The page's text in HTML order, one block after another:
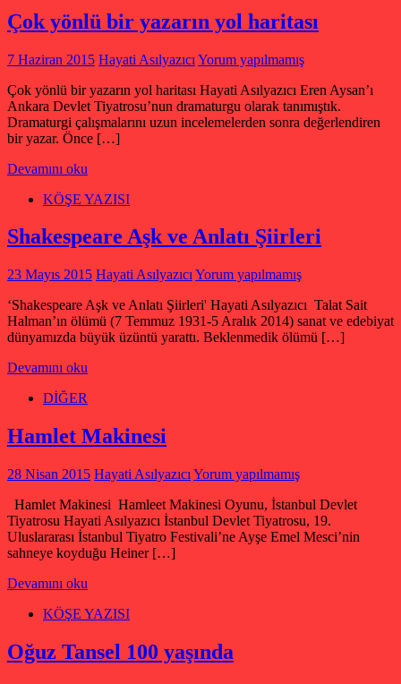
Çok yönlü bir yazarın yol haritası
7 Haziran 2015 Hayati Asılyazıcı Yorum yapılmamış
Çok yönlü bir yazarın yol haritası Hayati Asılyazıcı Eren Aysan’ı
Ankara Devlet Tiyatrosu’nun dramaturgu olarak tanımıştık.
Dramaturgi çalışmalarını uzun incelemelerden sonra değerlendiren
bir yazar. Önce […]
Devamını oku
KÖŞE YAZISI
Shakespeare Aşk ve Anlatı Şiirleri
23 Mayıs 2015 Hayati Asılyazıcı Yorum yapılmamış
‘Shakespeare Aşk ve Anlatı Şiirleri' Hayati Asılyazıcı Talat Sait
Halman’ın ölümü (7 Temmuz 1931-5 Aralık 2014) sanat ve edebiyat
dünyamızda büyük üzüntü yarattı. Beklenmedik ölümü […]
Devamını oku
DİĞER
Hamlet Makinesi
28 Nisan 2015 Hayati Asılyazıcı Yorum yapılmamış
Hamlet Makinesi Hamleet Makinesi Oyunu, İstanbul Devlet
Tiyatrosu Hayati Asılyazıcı İstanbul Devlet Tiyatrosu, 19.
Uluslararası İstanbul Tiyatro Festivali’ne Ayşe Emel Mesci’nin
sahneye koyduğu Heiner […]
Devamını oku
KÖŞE YAZISI
Oğuz Tansel 100 yaşında